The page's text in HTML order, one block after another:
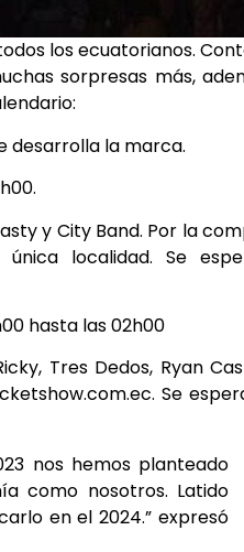
los ecuatorianos.
sorpresas más,
desarrolla la marca.
y City Band. Por la
localidad. Se
hasta las 02h00
Tres Dedos, Ryan
Se
nos hemos planteado
como nosotros. Latido
en el 2024.” expresó